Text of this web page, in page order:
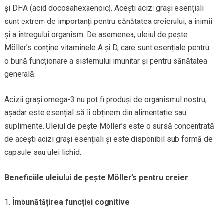
și DHA (acid docosahexaenoic). Acești acizi grași esențiali
sunt extrem de importanți pentru sănătatea creierului, a inimii
și a întregului organism. De asemenea, uleiul de pește
Möller’s conține vitaminele A și D, care sunt esențiale pentru
o bună funcționare a sistemului imunitar și pentru sănătatea
generală.
Acizii grași omega-3 nu pot fi produși de organismul nostru,
așadar este esențial să îi obținem din alimentație sau
suplimente. Uleiul de pește Möller’s este o sursă concentrată
de acești acizi grași esențiali și este disponibil sub formă de
capsule sau ulei lichid.
Beneficiile uleiului de pește Möller’s pentru creier
Îmbunătățirea funcției cognitive